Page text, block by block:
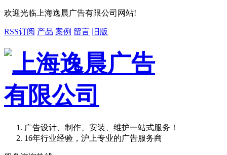
欢迎光临上海逸晨广告有限公司网站!
RSS订阅 产品 案例 留言 旧版
广告设计、制作、安装、维护一站式服务！
16年行业经验，沪上专业的广告服务商